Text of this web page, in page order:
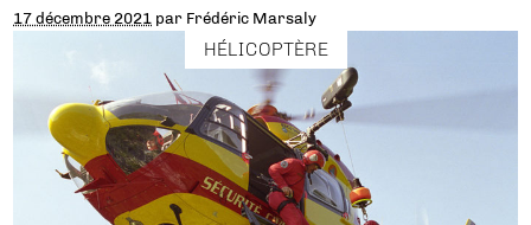
17 décembre 2021 par Frédéric Marsaly
HÉLICOPTÈRE